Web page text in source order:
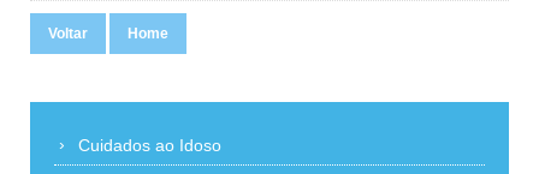
Voltar Home
Cuidados ao Idoso